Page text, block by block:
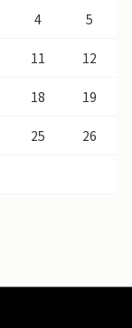
4 5
11 12
18 19
25 26